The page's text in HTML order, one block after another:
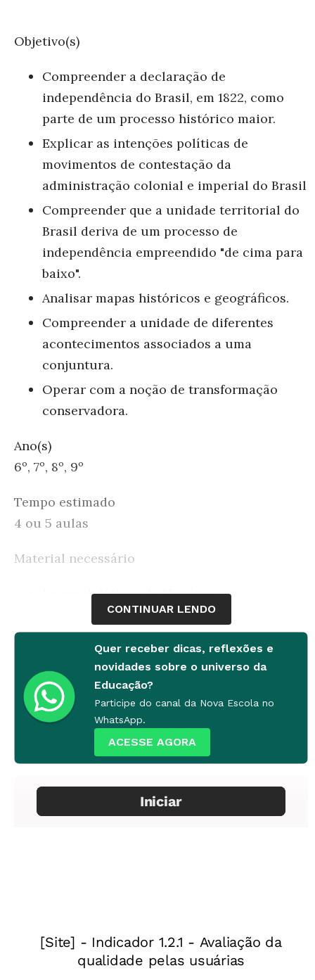
Objetivo(s)
Compreender a declaração de
independência do Brasil, em 1822, como
parte de um processo histórico maior.
Explicar as intenções políticas de
movimentos de contestação da
administração colonial e imperial do Brasil
Compreender que a unidade territorial do
Brasil deriva de um processo de
independência empreendido "de cima para
baixo".
Analisar mapas históricos e geográficos.
Compreender a unidade de diferentes
acontecimentos associados a uma
conjuntura.
Operar com a noção de transformação
conservadora.
Ano(s)
6º, 7º, 8º, 9º
Tempo estimado
4 ou 5 aulas
Material necessário
Livros didáticos de História
Mapas históricos e políticos atuais da
Desenvolvimento
1ª etapa
O estudo do processo de Independência do
Brasil, que tem um importante ponto de
inflexão em 1822, é uma boa oportunidade para
nacionais dos países de língua castelhana, por
exemplo. Por que será que, historicamente, os
CONTINUAR LENDO
Quer receber dicas, reflexões e
novidades sobre o universo da
Educação?
Participe do canal da Nova Escola no
WhatsApp.
ACESSE AGORA